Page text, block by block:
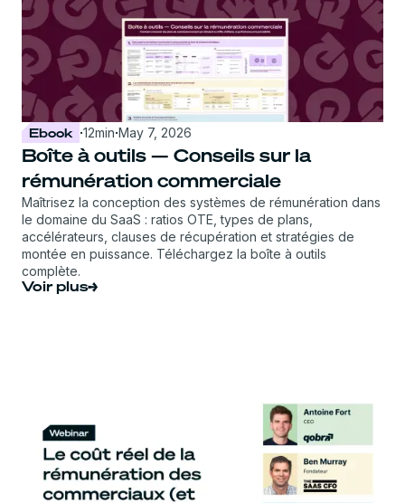
Ebook ·12min·May 7, 2026
Boîte à outils — Conseils sur la
rémunération commerciale
Maîtrisez la conception des systèmes de rémunération dans
le domaine du SaaS : ratios OTE, types de plans,
accélérateurs, clauses de récupération et stratégies de
montée en puissance. Téléchargez la boîte à outils
complète.
Voir plus